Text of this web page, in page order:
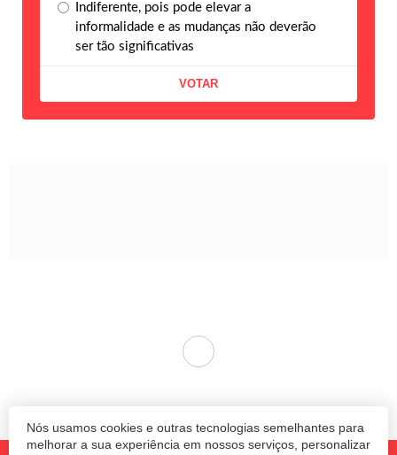
Nós usamos cookies e outras tecnologias semelhantes para
melhorar a sua experiência em nossos serviços, personalizar
Indiferente, pois pode elevar a
informalidade e as mudanças não deverão
ser tão significativas